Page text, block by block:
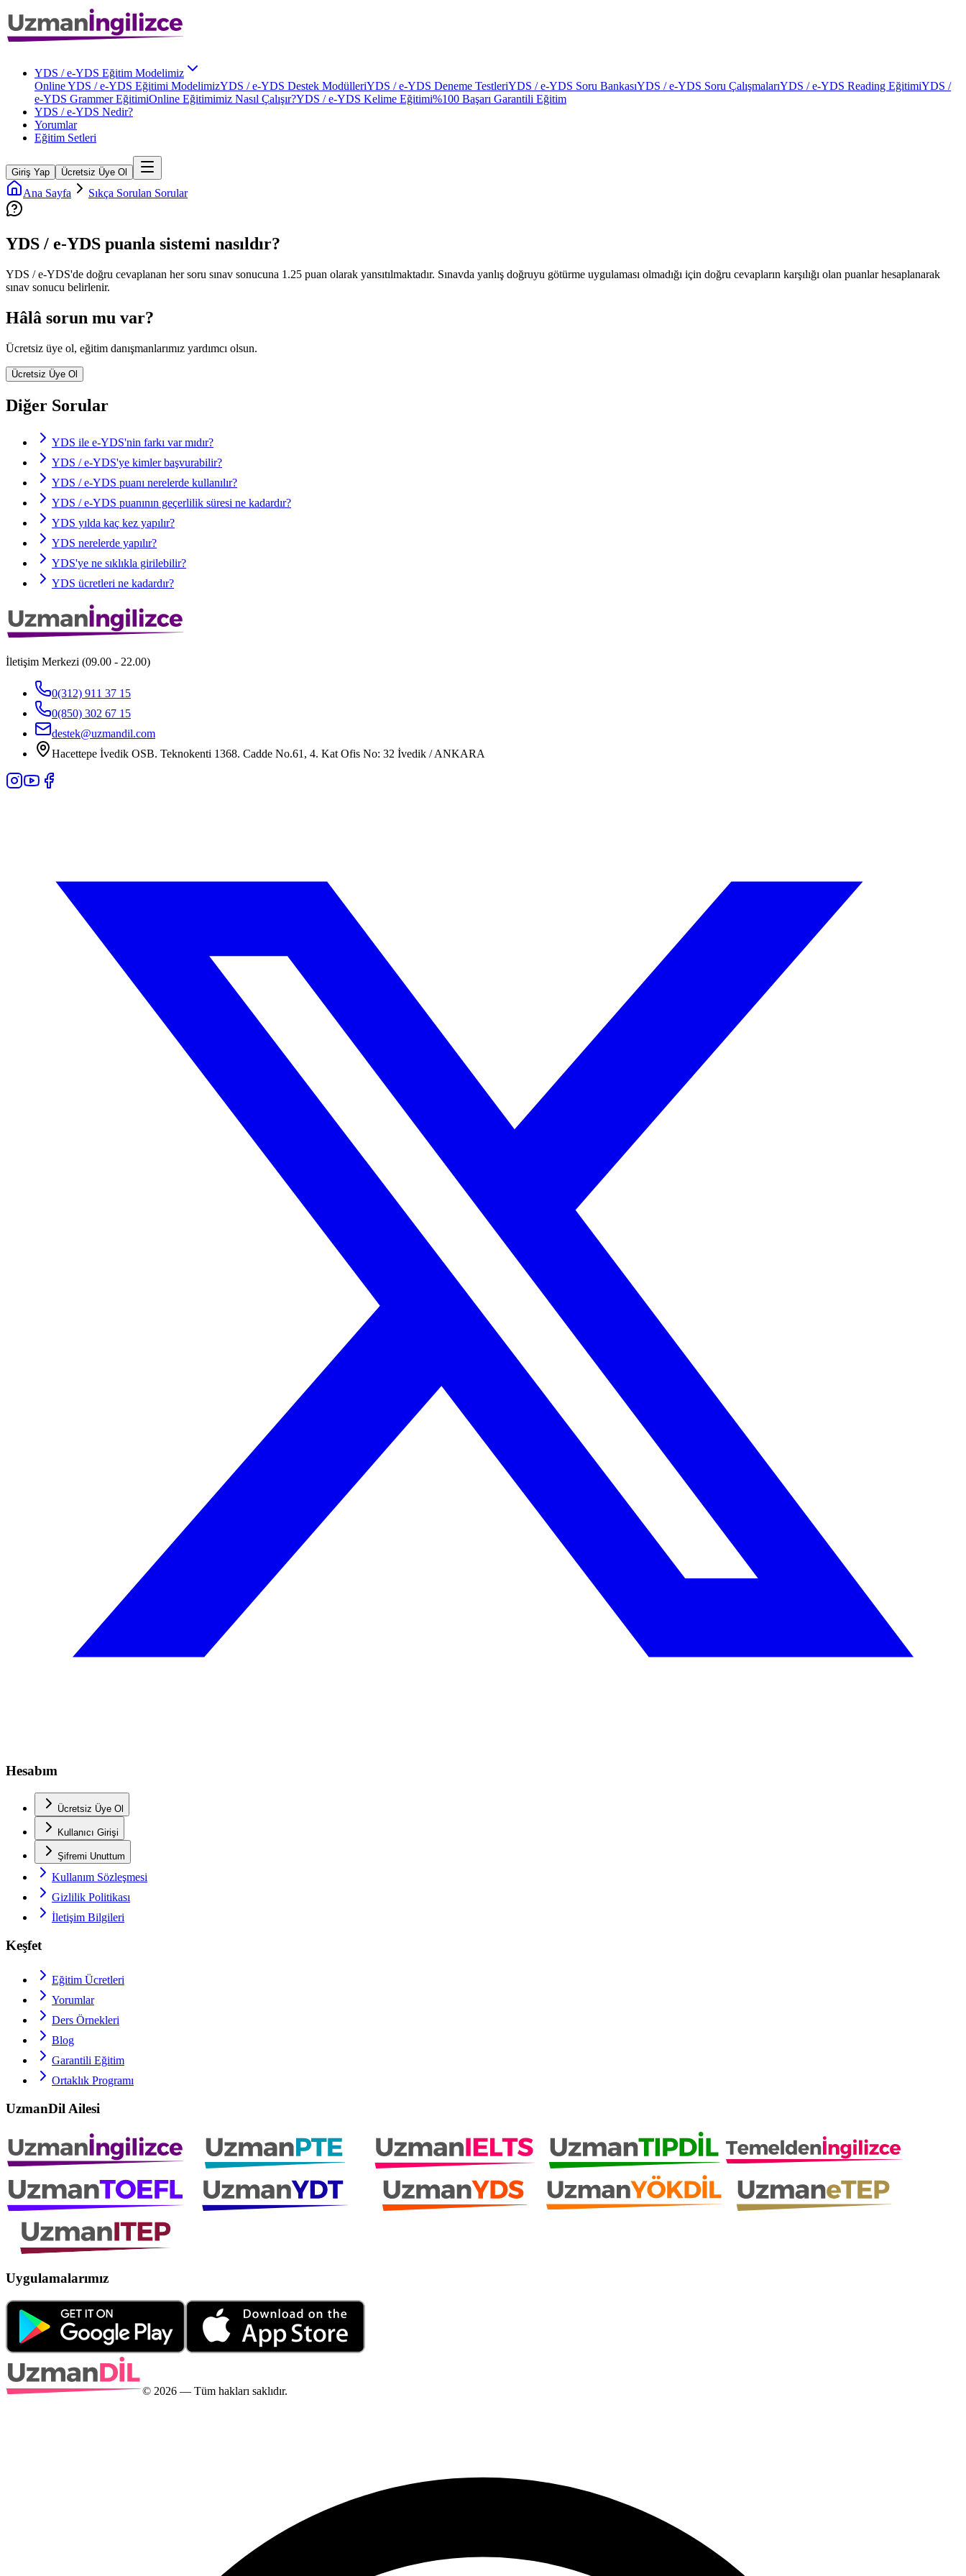
YDS / e-YDS Eğitim Modelimiz
Online YDS / e-YDS Eğitimi ModelimizYDS / e-YDS Destek ModülleriYDS / e-YDS Deneme TestleriYDS / e-YDS Soru BankasıYDS / e-YDS Soru ÇalışmalarıYDS / e-YDS Reading EğitimiYDS /
e-YDS Grammer EğitimiOnline Eğitimimiz Nasıl Çalışır?YDS / e-YDS Kelime Eğitimi%100 Başarı Garantili Eğitim
YDS / e-YDS Nedir?
Yorumlar
Eğitim Setleri
Giriş Yap Ücretsiz Üye Ol
Ana Sayfa Sıkça Sorulan Sorular
YDS / e-YDS puanla sistemi nasıldır?
YDS / e-YDS'de doğru cevaplanan her soru sınav sonucuna 1.25 puan olarak yansıtılmaktadır. Sınavda yanlış doğruyu götürme uygulaması olmadığı için doğru cevapların karşılığı olan puanlar hesaplanarak
sınav sonucu belirlenir.
Hâlâ sorun mu var?
Ücretsiz üye ol, eğitim danışmanlarımız yardımcı olsun.
Ücretsiz Üye Ol
Diğer Sorular
YDS ile e-YDS'nin farkı var mıdır?
YDS / e-YDS'ye kimler başvurabilir?
YDS / e-YDS puanı nerelerde kullanılır?
YDS / e-YDS puanının geçerlilik süresi ne kadardır?
YDS yılda kaç kez yapılır?
YDS nerelerde yapılır?
YDS'ye ne sıklıkla girilebilir?
YDS ücretleri ne kadardır?
İletişim Merkezi (09.00 - 22.00)
0(312) 911 37 15
0(850) 302 67 15
destek@uzmandil.com
Hacettepe İvedik OSB. Teknokenti 1368. Cadde No.61, 4. Kat Ofis No: 32 İvedik / ANKARA
Hesabım
Ücretsiz Üye Ol
Kullanıcı Girişi
Şifremi Unuttum
Kullanım Sözleşmesi
Gizlilik Politikası
İletişim Bilgileri
Keşfet
Eğitim Ücretleri
Yorumlar
Ders Örnekleri
Blog
Garantili Eğitim
Ortaklık Programı
UzmanDil Ailesi
Uygulamalarımız
© 2026 — Tüm hakları saklıdır.